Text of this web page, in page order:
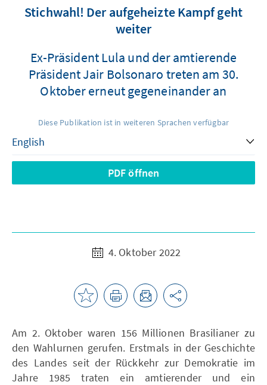
Stichwahl! Der aufgeheizte Kampf geht
weiter
Ex-Präsident Lula und der amtierende
Präsident Jair Bolsonaro treten am 30.
Oktober erneut gegeneinander an
Diese Publikation ist in weiteren Sprachen verfügbar
PDF öffnen
4. Oktober 2022
Am 2. Oktober waren 156 Millionen Brasilianer zu
den Wahlurnen gerufen. Erstmals in der Geschichte
des Landes seit der Rückkehr zur Demokratie im
Jahre 1985 traten ein amtierender und ein